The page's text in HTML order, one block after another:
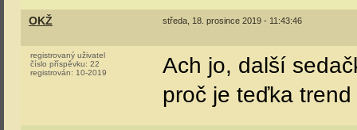
OKŽ středa, 18. prosince 2019 - 11:43:46
registrovaný uživatel
číslo příspěvku: 22
registrován: 10-2019
Ach jo, další
proč je teďka